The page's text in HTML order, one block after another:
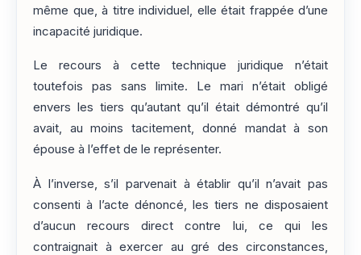
même que, à titre individuel, elle était frappée d’une
incapacité juridique.
Le recours à cette technique juridique n’était
toutefois pas sans limite. Le mari n’était obligé
envers les tiers qu’autant qu’il était démontré qu’il
avait, au moins tacitement, donné mandat à son
épouse à l’effet de le représenter.
À l’inverse, s’il parvenait à établir qu’il n’avait pas
consenti à l’acte dénoncé, les tiers ne disposaient
d’aucun recours direct contre lui, ce qui les
contraignait à exercer au gré des circonstances,